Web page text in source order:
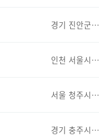
경기 진안군…
인천 서울시…
서울 청주시…
경기 충주시…